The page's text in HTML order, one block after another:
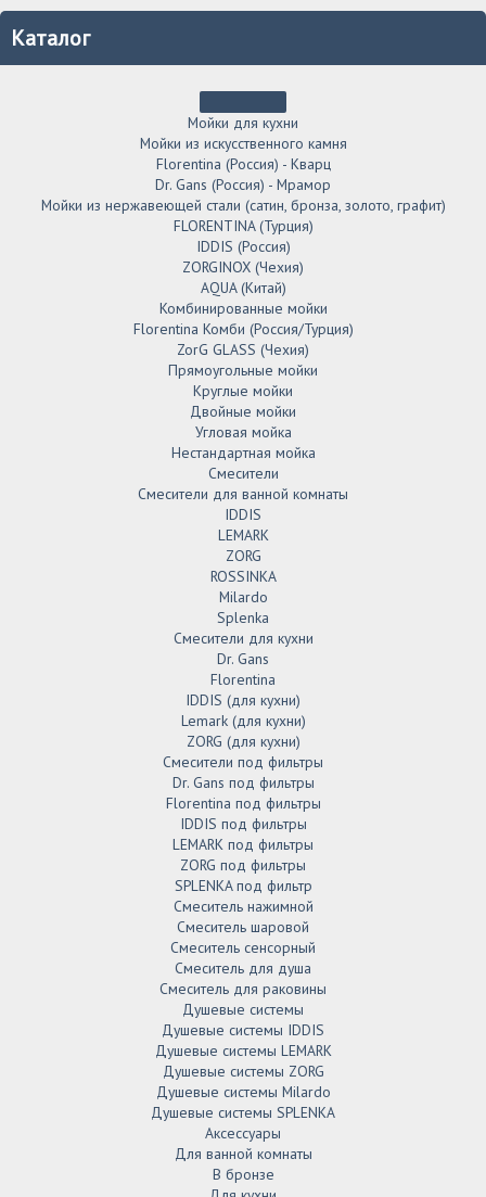
Каталог
Мойки для кухни
Мойки из искусственного камня
Florentina (Россия) - Кварц
Dr. Gans (Россия) - Мрамор
Мойки из нержавеющей стали (сатин, бронза, золото, графит)
FLORENTINA (Турция)
IDDIS (Россия)
ZORGINOX (Чехия)
AQUA (Китай)
Комбинированные мойки
Florentina Комби (Россия/Турция)
ZorG GLASS (Чехия)
Прямоугольные мойки
Круглые мойки
Двойные мойки
Угловая мойка
Нестандартная мойка
Смесители
Смесители для ванной комнаты
IDDIS
LEMARK
ZORG
ROSSINKA
Milardo
Splenka
Смесители для кухни
Dr. Gans
Florentina
IDDIS (для кухни)
Lemark (для кухни)
ZORG (для кухни)
Смесители под фильтры
Dr. Gans под фильтры
Florentina под фильтры
IDDIS под фильтры
LEMARK под фильтры
ZORG под фильтры
SPLENKA под фильтр
Смеситель нажимной
Смеситель шаровой
Смеситель сенсорный
Смеситель для душа
Смеситель для раковины
Душевые системы
Душевые системы IDDIS
Душевые системы LEMARK
Душевые системы ZORG
Душевые системы Milardo
Душевые системы SPLENKA
Аксессуары
Для ванной комнаты
В бронзе